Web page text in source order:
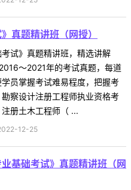
真题精讲班（网授）
试》真题精讲班，精选讲解
～2021年的考试真题，每道
员掌握考试难易程度，把握考
察设计注册工程师执业资格考
册土木工程师（ ...
12-25
基础考试》真题精讲班（网